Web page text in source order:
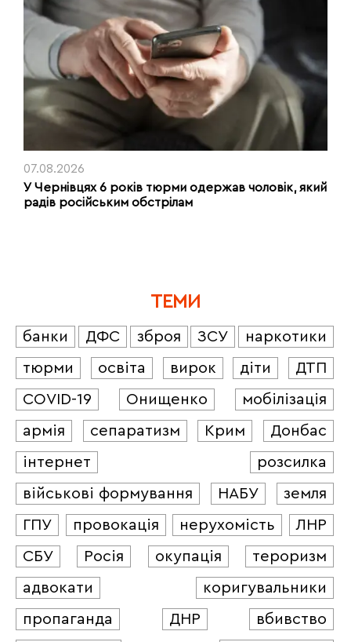
07.08.2026
У Чернівцях 6 років тюрми одержав чоловік, який
радів російським обстрілам
ТЕМИ
банки ДФС зброя ЗСУ
наркотики
тюрми
освіта вирок діти
ДТП
COVID-19
Онищенко
мобілізація
армія
сепаратизм Крим
Донбас
інтернет
розсилка
військові формування
НАБУ
земля
ГПУ
провокація нерухомість
ЛНР
СБУ
Росія окупація
тероризм
адвокати
коригувальники
пропаганда
ДНР
вбивство